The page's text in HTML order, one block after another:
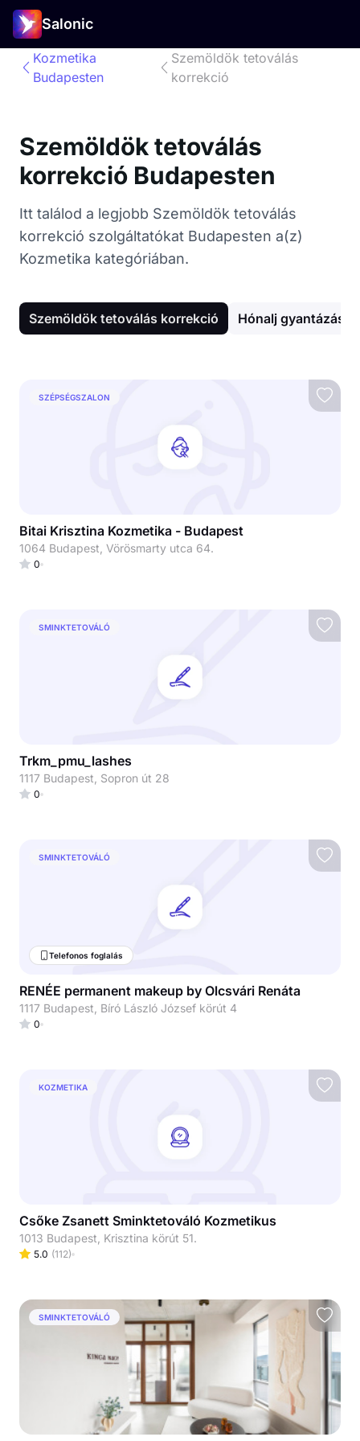
Salonic
Kozmetika
Budapesten
Szemöldök tetoválás
korrekció
Szemöldök tetoválás
korrekció Budapesten
Itt találod a legjobb Szemöldök tetoválás
korrekció szolgáltatókat Budapesten a(z)
Kozmetika kategóriában.
Szemöldök tetoválás korrekció Hónalj gyantázás
SZÉPSÉGSZALON
Bitai Krisztina Kozmetika - Budapest
1064 Budapest, Vörösmarty utca 64.
0
SMINKTETOVÁLÓ
Trkm_pmu_lashes
1117 Budapest, Sopron út 28
0
SMINKTETOVÁLÓ
Telefonos foglalás
RENÉE permanent makeup by Olcsvári Renáta
1117 Budapest, Bíró László József körút 4
0
KOZMETIKA
Csőke Zsanett Sminktetováló Kozmetikus
1013 Budapest, Krisztina körút 51.
5.0 (112)
SMINKTETOVÁLÓ